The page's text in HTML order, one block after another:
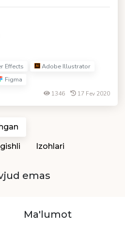
Effects
Adobe Illustrator
Figma
1346 17 Fev 2020
Izohlari
emas
Ma'lumot